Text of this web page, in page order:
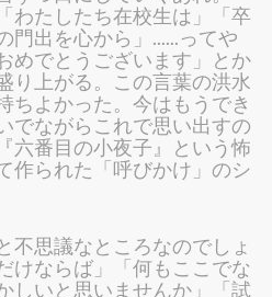
わたしたち在校生は」「卒
門出を心から」......ってや
めでとうございます」とか
り上がる。この言葉の洪水
ちよかった。今はもうでき
でながらこれで思い出すの
六番目の小夜子』という怖
作られた「呼びかけ」のシ
不思議なところなのでしょ
けならば」「何もここでな
しいと思いませんか」「試